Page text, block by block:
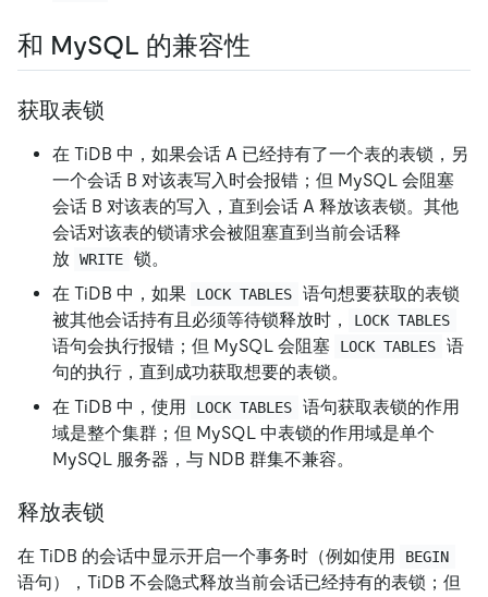
和 MySQL 的兼容性
获取表锁
在 TiDB 中，如果会话 A 已经持有了一个表的表锁，另
一个会话 B 对该表写入时会报错；但 MySQL 会阻塞
会话 B 对该表的写入，直到会话 A 释放该表锁。其他
会话对该表的锁请求会被阻塞直到当前会话释
放 WRITE
锁。
在 TiDB 中，如果
LOCK TABLES
语句想要获取的表锁
被其他会话持有且必须等待锁释放时，
LOCK TABLES
语句会执行报错；但 MySQL 会阻塞 LOCK TABLES
语
句的执行，直到成功获取想要的表锁。
在 TiDB 中，使用
LOCK TABLES
语句获取表锁的作用
域是整个集群；但 MySQL 中表锁的作用域是单个
MySQL 服务器，与 NDB 群集不兼容。
释放表锁
在 TiDB 的会话中显示开启一个事务时（例如使用 BEGIN
语句），TiDB 不会隐式释放当前会话已经持有的表锁；但